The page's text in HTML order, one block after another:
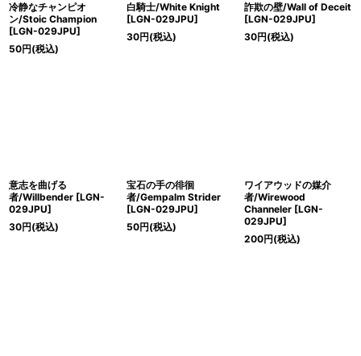
冷静なチャンピオ
ン/Stoic Champion
[LGN-029JPU]
50円(税込)
白騎士/White Knight
[LGN-029JPU]
30円(税込)
詐欺の壁/Wall of Deceit
[LGN-029JPU]
30円(税込)
意志を曲げる
者/Willbender [LGN-
029JPU]
30円(税込)
宝石の手の徘徊
者/Gempalm Strider
[LGN-029JPU]
50円(税込)
ワイアウッドの媒介
者/Wirewood
Channeler [LGN-
029JPU]
200円(税込)